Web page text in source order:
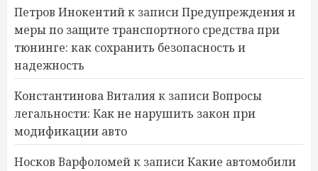
Петров Инокентийк записиПредупреждения и
меры по защите транспортного средства при
тюнинге: как сохранить безопасность и
надежность
Константинова Виталияк записиВопросы
легальности: Как не нарушить закон при
модификации авто
Носков Варфоломейк записиКакие автомобили